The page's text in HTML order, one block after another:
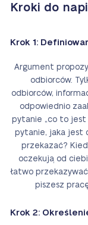
Kroki do
Krok 1:
Argument
odbiorców.
odbiorców,
odpowiednio
pytanie „co to jest
pytanie, jaka jest
przekazać?
oczekują od
łatwo
piszesz
Krok 2: